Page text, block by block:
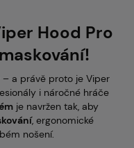
Hood Pro
a právě proto je Viper
i náročné hráče
je navržen tak, aby
, ergonomické
nošení.